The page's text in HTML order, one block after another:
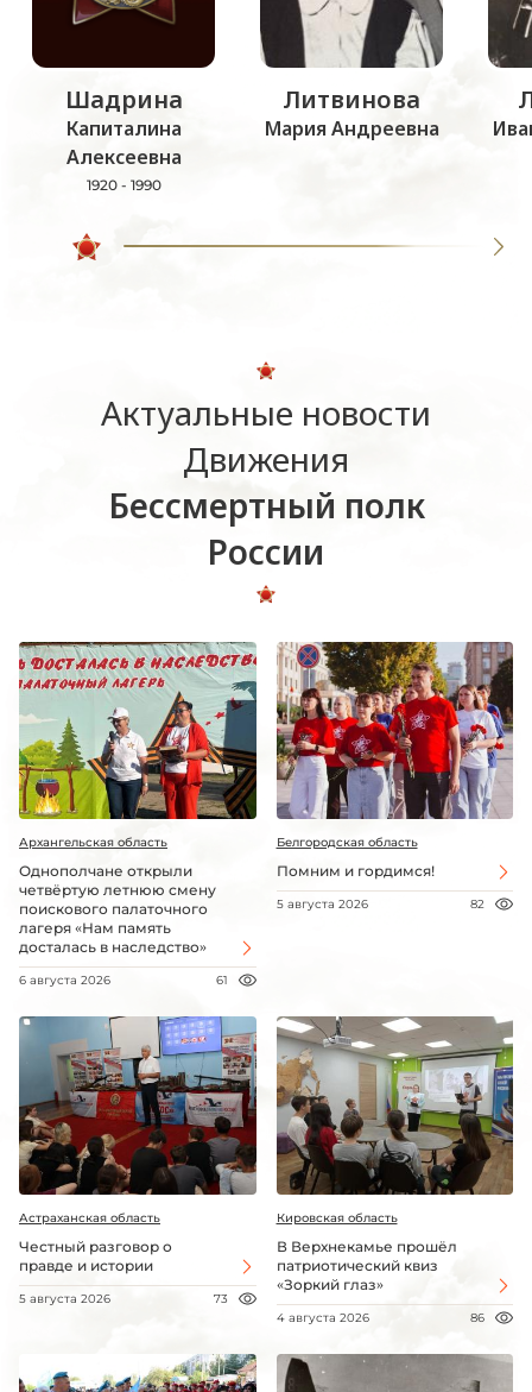
Шадрина
Капиталина
Алексеевна
1920 - 1990
Литвинова
Мария Андреевна
Актуальные новости
Движения
Бессмертный полк
России
Архангельская область
Однополчане открыли
четвёртую летнюю смену
поискового палаточного
лагеря «Нам память
досталась в наследство»
6 августа 2026 61
Белгородская область
Помним и гордимся!
5 августа 2026 82
Астраханская область
Честный разговор о
правде и истории
5 августа 2026 73
Кировская область
В Верхнекамье прошёл
патриотический квиз
«Зоркий глаз»
4 августа 2026 86